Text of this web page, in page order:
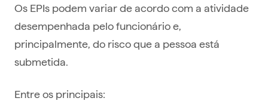
Os EPIs podem variar de acordo com a atividade
desempenhada pelo funcionário e,
principalmente, do risco que a pessoa está
submetida.
Entre os principais: